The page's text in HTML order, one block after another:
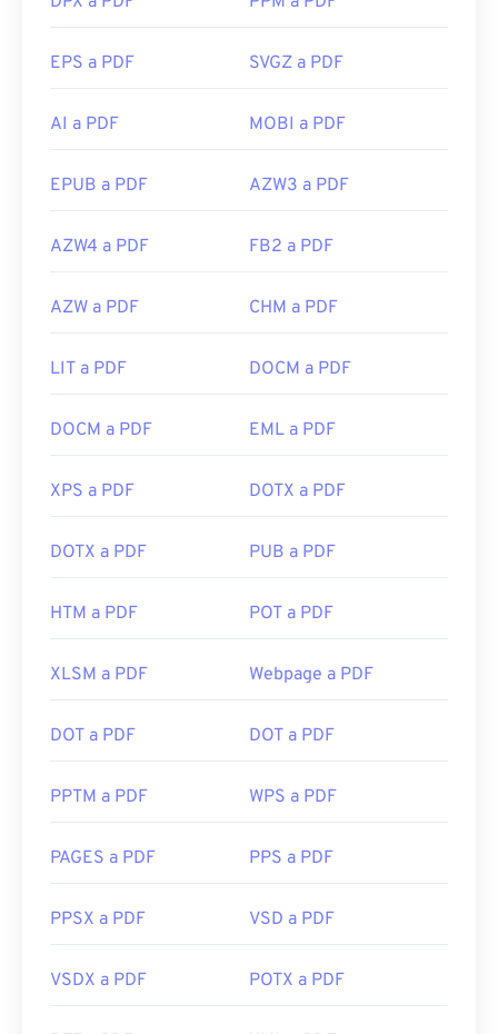
EPS a PDF SVGZ a PDF
AI a PDF MOBI a PDF
EPUB a PDF AZW3 a PDF
AZW4 a PDF FB2 a PDF
AZW a PDF CHM a PDF
LIT a PDF DOCM a PDF
DOCM a PDF EML a PDF
XPS a PDF DOTX a PDF
DOTX a PDF PUB a PDF
HTM a PDF POT a PDF
XLSM a PDF Webpage a PDF
DOT a PDF DOT a PDF
PPTM a PDF WPS a PDF
PAGES a PDF PPS a PDF
PPSX a PDF VSD a PDF
VSDX a PDF POTX a PDF